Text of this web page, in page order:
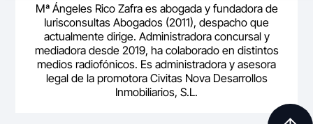
Mª Ángeles Rico Zafra es abogada y fundadora de
Iurisconsultas Abogados (2011), despacho que
actualmente dirige. Administradora concursal y
mediadora desde 2019, ha colaborado en distintos
medios radiofónicos. Es administradora y asesora
legal de la promotora Civitas Nova Desarrollos
Inmobiliarios, S.L.